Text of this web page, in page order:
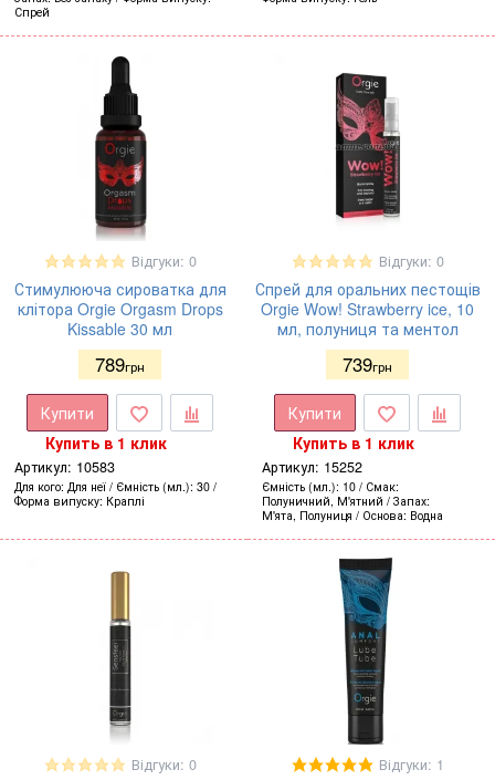
Спрей
Відгуки: 0
Стимулююча сироватка для
клітора Orgie Orgasm Drops
Kissable 30 мл
789грн
Купити
Купить в 1 клик
Артикул: 10583
Для кого Для неї Ємність (мл.) 30
Форма випуску Краплі
Відгуки: 0
Спрей для оральних пестощів
Orgie Wow! Strawberry ice, 10
мл, полуниця та ментол
739грн
Купити
Купить в 1 клик
Артикул: 15252
Ємність (мл.) 10
Смак
Полуничний, М'ятний
Запах
М'ята, Полуниця
Основа Водна
Відгуки: 0 Відгуки: 1